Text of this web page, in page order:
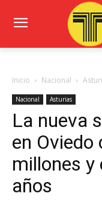
Inicio Nacional
Nacional Asturias
La nueva
en Oviedo
millones y
años